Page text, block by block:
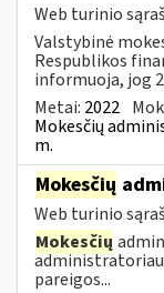
Web turinio
Valstybinė
Respublikos
informuoja, jog
Metai: 2022
Mokesčių
m.
Mokesčių
Web turinio
Mokesčių
pareigos...